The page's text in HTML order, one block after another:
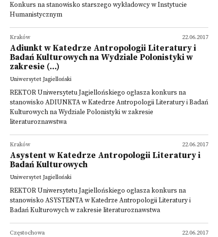
Konkurs na stanowisko starszego wykładowcy w Instytucie
Humanistycznym
22.06.2017
Kraków
Adiunkt w Katedrze Antropologii Literatury i
Badań Kulturowych na Wydziale Polonistyki w
zakresie (...)
Uniwersytet Jagielloński
REKTOR Uniwersytetu Jagiellońskiego ogłasza konkurs na
stanowisko ADIUNKTA w Katedrze Antropologii Literatury i Badań
Kulturowych na Wydziale Polonistyki w zakresie
literaturoznawstwa
22.06.2017
Kraków
Asystent w Katedrze Antropologii Literatury i
Badań Kulturowych
Uniwersytet Jagielloński
REKTOR Uniwersytetu Jagiellońskiego ogłasza konkurs na
stanowisko ASYSTENTA w Katedrze Antropologii Literatury i
Badań Kulturowych w zakresie literaturoznawstwa
22.06.2017
Częstochowa